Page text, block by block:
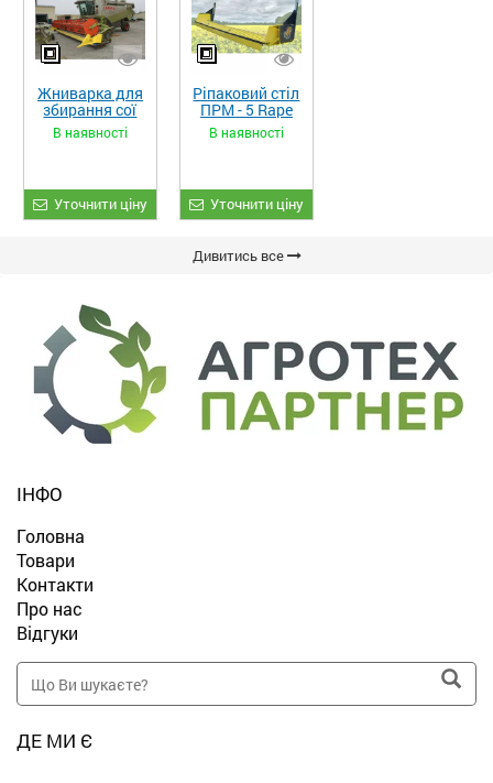
Жниварка для
збирання сої
та гороху
«ETTARO»
В наявності
Уточнити ціну
Ріпаковий стіл
ПРМ - 5 Rape
Fiore
В наявності
Уточнити ціну
Дивитись все
ІНФО
Головна
Товари
Контакти
Про нас
Відгуки
ДЕ МИ Є